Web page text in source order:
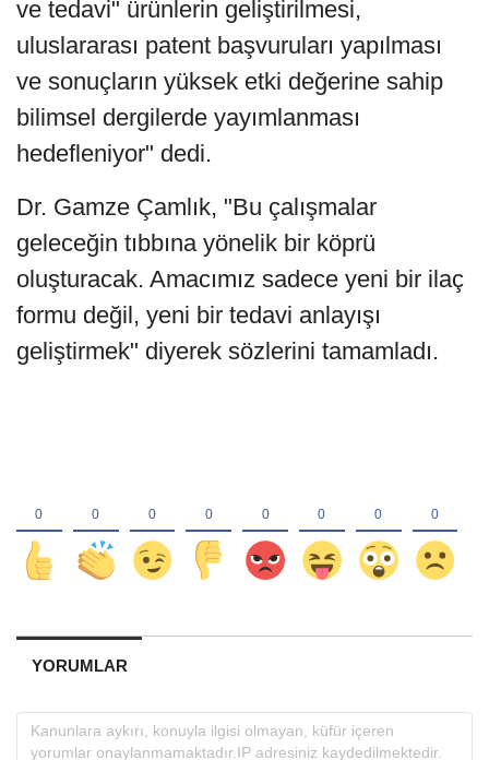
ve tedavi" ürünlerin geliştirilmesi,
uluslararası patent başvuruları yapılması
ve sonuçların yüksek etki değerine sahip
bilimsel dergilerde yayımlanması
hedefleniyor" dedi.
Dr. Gamze Çamlık, "Bu çalışmalar
geleceğin tıbbına yönelik bir köprü
oluşturacak. Amacımız sadece yeni bir ilaç
formu değil, yeni bir tedavi anlayışı
geliştirmek" diyerek sözlerini tamamladı.
YORUMLAR